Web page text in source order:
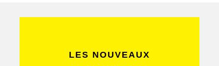
LES NOUVEAUX